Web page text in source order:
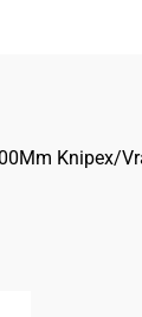
Knipex/